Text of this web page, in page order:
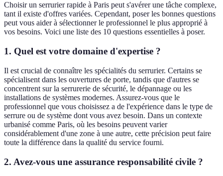
Choisir un serrurier rapide à Paris peut s'avérer une tâche complexe,
tant il existe d'offres variées. Cependant, poser les bonnes questions
peut vous aider à sélectionner le professionnel le plus approprié à
vos besoins. Voici une liste des 10 questions essentielles à poser.
1. Quel est votre domaine d'expertise ?
Il est crucial de connaître les spécialités du serrurier. Certains se
spécialisent dans les ouvertures de porte, tandis que d'autres se
concentrent sur la serrurerie de sécurité, le dépannage ou les
installations de systèmes modernes. Assurez-vous que le
professionnel que vous choisissez a de l'expérience dans le type de
serrure ou de système dont vous avez besoin. Dans un contexte
urbanisé comme Paris, où les besoins peuvent varier
considérablement d'une zone à une autre, cette précision peut faire
toute la différence dans la qualité du service fourni.
2. Avez-vous une assurance responsabilité civile ?